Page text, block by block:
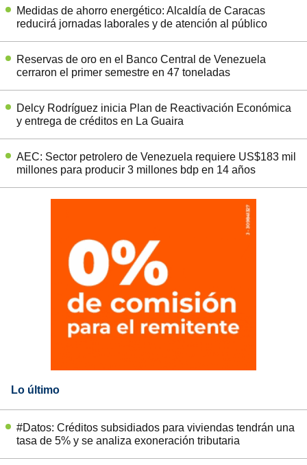
Medidas de ahorro energético: Alcaldía de Caracas
reducirá jornadas laborales y de atención al público
Reservas de oro en el Banco Central de Venezuela
cerraron el primer semestre en 47 toneladas
Delcy Rodríguez inicia Plan de Reactivación Económica
y entrega de créditos en La Guaira
AEC: Sector petrolero de Venezuela requiere US$183 mil
millones para producir 3 millones bdp en 14 años
Lo último
#Datos: Créditos subsidiados para viviendas tendrán una
tasa de 5% y se analiza exoneración tributaria